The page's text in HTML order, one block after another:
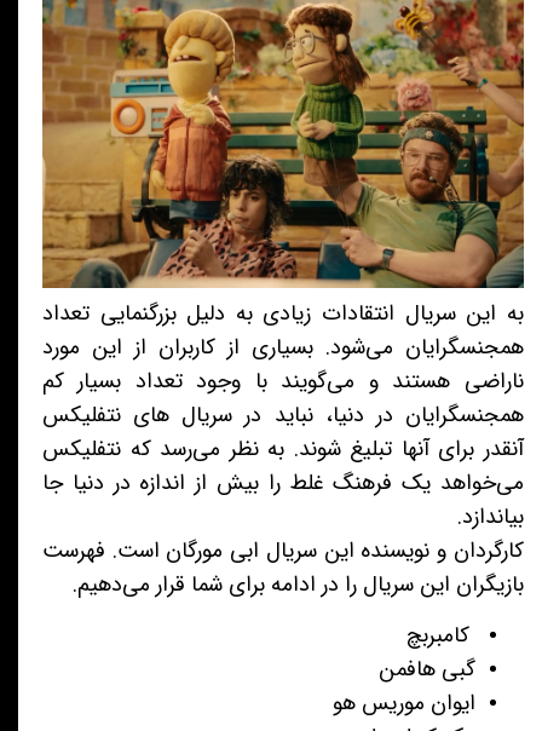
به این سریال انتقادات زیادی به دلیل بزرگنمایی تعداد
همجنسگرایان می‌شود. بسیاری از کاربران از این مورد
ناراضی هستند و می‌گویند با وجود تعداد بسیار کم
همجنسگرایان در دنیا، نباید در سریال های نتفلیکس
آنقدر برای آنها تبلیغ شوند. به نظر می‌رسد که نتفلیکس
می‌خواهد یک فرهنگ غلط را بیش از اندازه در دنیا جا
بیاندازد.
کارگردان و نویسنده این سریال ابی مورگان است. فهرست
بازیگران این سریال را در ادامه برای شما قرار می‌دهیم.
کامبربچ
گبی هافمن
ایوان موریس هو